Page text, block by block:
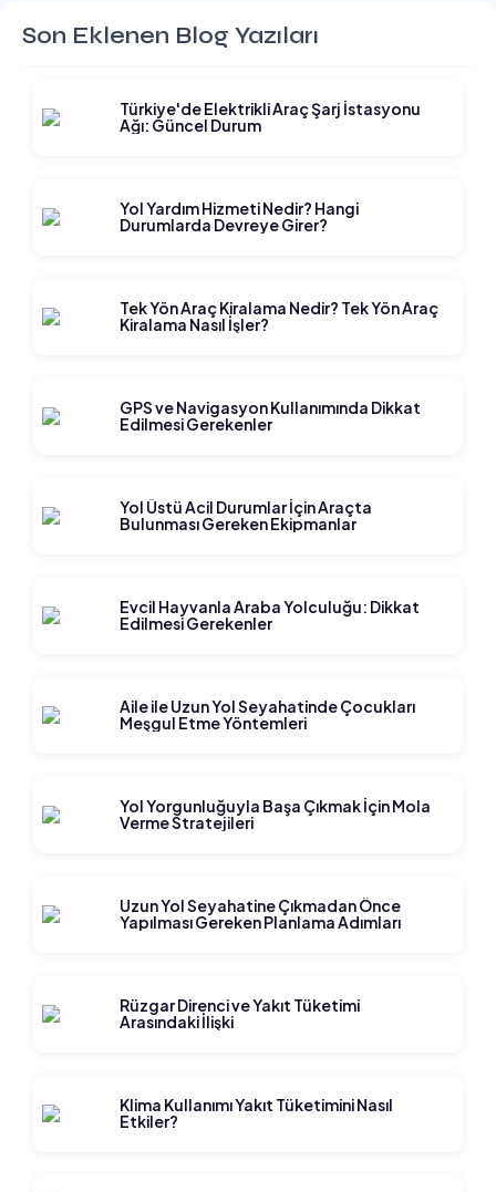
Son Eklenen Blog Yazıları
Türkiye'de Elektrikli Araç Şarj İstasyonu
Ağı: Güncel Durum
Yol Yardım Hizmeti Nedir? Hangi
Durumlarda Devreye Girer?
Tek Yön Araç Kiralama Nedir? Tek Yön Araç
Kiralama Nasıl İşler?
GPS ve Navigasyon Kullanımında Dikkat
Edilmesi Gerekenler
Yol Üstü Acil Durumlar İçin Araçta
Bulunması Gereken Ekipmanlar
Evcil Hayvanla Araba Yolculuğu: Dikkat
Edilmesi Gerekenler
Aile ile Uzun Yol Seyahatinde Çocukları
Meşgul Etme Yöntemleri
Yol Yorgunluğuyla Başa Çıkmak İçin Mola
Verme Stratejileri
Uzun Yol Seyahatine Çıkmadan Önce
Yapılması Gereken Planlama Adımları
Rüzgar Direnci ve Yakıt Tüketimi
Arasındaki İlişki
Klima Kullanımı Yakıt Tüketimini Nasıl
Etkiler?